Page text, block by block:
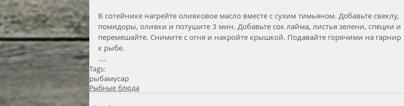
В сотейнике нагрейте оливковое масло вместе с сухим тимьяном. Добавьте свеклу,
помидоры, оливки и потушите 3 мин. Добавьте сок лайма, листья зелени, специи и
перемешайте. Снимите с огня и накройте крышкой. Подавайте горячими на гарнир
к рыбе.
....
Tags:
рыбамусар
Рыбные блюда